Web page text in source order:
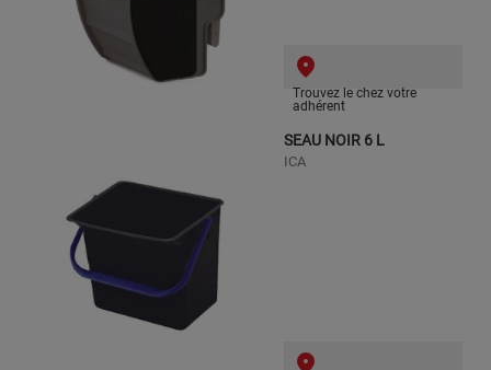
Trouvez le chez votre
adhérent
SEAU NOIR 6 L
ICA